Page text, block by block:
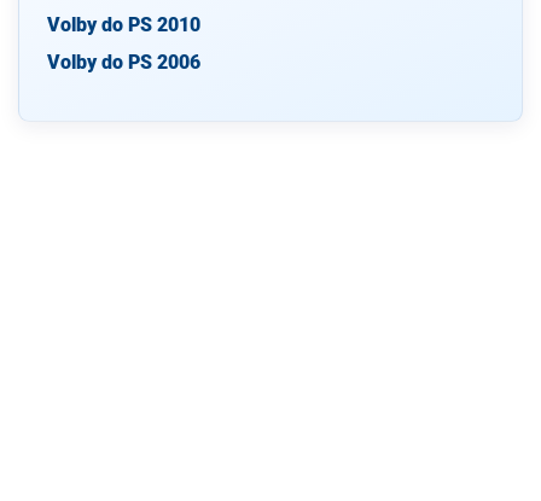
Volby do PS 2010
Volby do PS 2006